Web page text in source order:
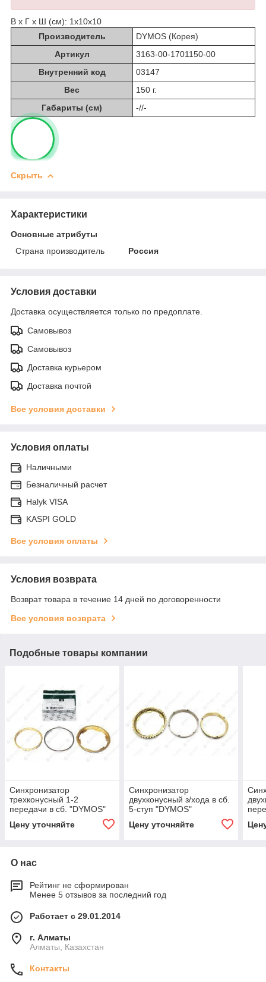
В х Г х Ш (см): 1х10х10
Производитель
DYMOS (Корея)
Артикул
3163-00-1701150-00
Внутренний код
03147
Вес
150 г.
Габариты (см)
-//-
Скрыть
Характеристики
Основные атрибуты
Страна производитель
Россия
Условия доставки
Доставка осуществляется только по предоплате.
Самовывоз
Самовывоз
Доставка курьером
Доставка почтой
Все условия доставки
Условия оплаты
Наличными
Безналичный расчет
Halyk VISA
KASPI GOLD
Все условия оплаты
Условия возврата
Возврат товара в течение 14 дней по договоренности
Все условия возврата
Подобные товары компании
Синхронизатор
трехконусный 1-2
передачи в сб. "DYMOS"
3163-00-1701150)
Цену уточняйте
Синхронизатор
двухконусный з/хода в сб.
5-ступ "DYMOS"
Цену уточняйте
00-
О нас
Рейтинг не сформирован
Менее 5 отзывов за последний год
Работает с 29.01.2014
г. Алматы
Алматы, Казахстан
Контакты